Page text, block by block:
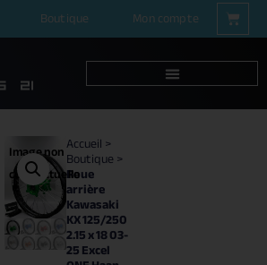
Boutique Mon compte
Image non
contractuelle
Accueil>
Boutique>
Roue
arrière
Kawasaki
KX 125/250
2.15 x 18 03-
25 Excel